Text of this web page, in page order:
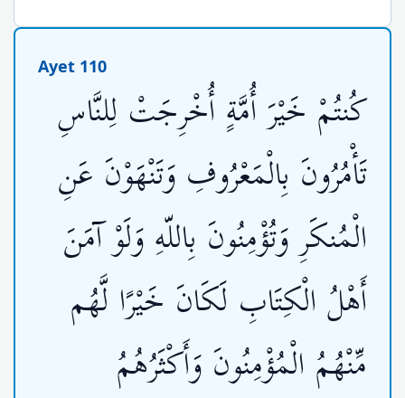
Ayet 110
كُنتُمْ خَيْرَ أُمَّةٍ أُخْرِجَتْ لِلنَّاسِ
تَأْمُرُونَ بِالْمَعْرُوفِ وَتَنْهَوْنَ عَنِ
الْمُنكَرِ وَتُؤْمِنُونَ بِاللّهِ وَلَوْ آمَنَ
أَهْلُ الْكِتَابِ لَكَانَ خَيْرًا لَّهُم
مِّنْهُمُ الْمُؤْمِنُونَ وَأَكْثَرُهُمُ